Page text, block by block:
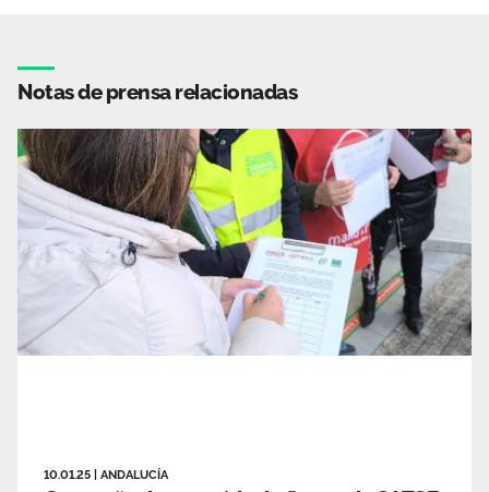
Notas de prensa relacionadas
10.01.25 ANDALUCÍA